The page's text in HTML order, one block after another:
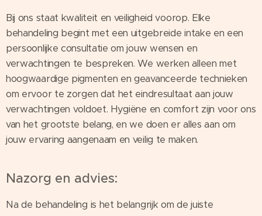
Bij ons staat kwaliteit en veiligheid voorop. Elke
behandeling begint met een uitgebreide intake en een
persoonlijke consultatie om jouw wensen en
verwachtingen te bespreken. We werken alleen met
hoogwaardige pigmenten en geavanceerde technieken
om ervoor te zorgen dat het eindresultaat aan jouw
verwachtingen voldoet. Hygiëne en comfort zijn voor ons
van het grootste belang, en we doen er alles aan om
jouw ervaring aangenaam en veilig te maken.
Nazorg en advies:
Na de behandeling is het belangrijk om de juiste